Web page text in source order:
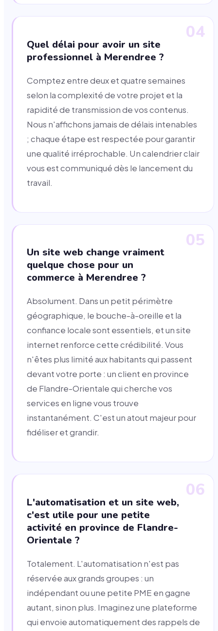
04
Quel délai pour avoir un site
professionnel à Merendree ?
Comptez entre deux et quatre semaines
selon la complexité de votre projet et la
rapidité de transmission de vos contenus.
Nous n'affichons jamais de délais intenables
; chaque étape est respectée pour garantir
une qualité irréprochable. Un calendrier clair
vous est communiqué dès le lancement du
travail.
05
Un site web change vraiment
quelque chose pour un
commerce à Merendree ?
Absolument. Dans un petit périmètre
géographique, le bouche-à-oreille et la
confiance locale sont essentiels, et un site
internet renforce cette crédibilité. Vous
n'êtes plus limité aux habitants qui passent
devant votre porte : un client en province
de Flandre-Orientale qui cherche vos
services en ligne vous trouve
instantanément. C'est un atout majeur pour
fidéliser et grandir.
06
L'automatisation et un site web,
c'est utile pour une petite
activité en province de Flandre-
Orientale ?
Totalement. L'automatisation n'est pas
réservée aux grands groupes : un
indépendant ou une petite PME en gagne
autant, sinon plus. Imaginez une plateforme
qui envoie automatiquement des rappels de